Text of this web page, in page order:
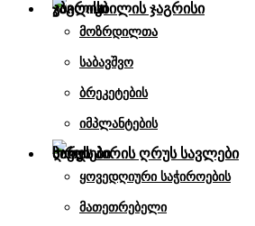
კბილის ჯაგრისი
მოზრდილთა
საბავშვო
ბრეკეტების
იმპლანტების
პირის ღრუს სავლები
ყოვედღიური საჭიროების
მათეთრებელი